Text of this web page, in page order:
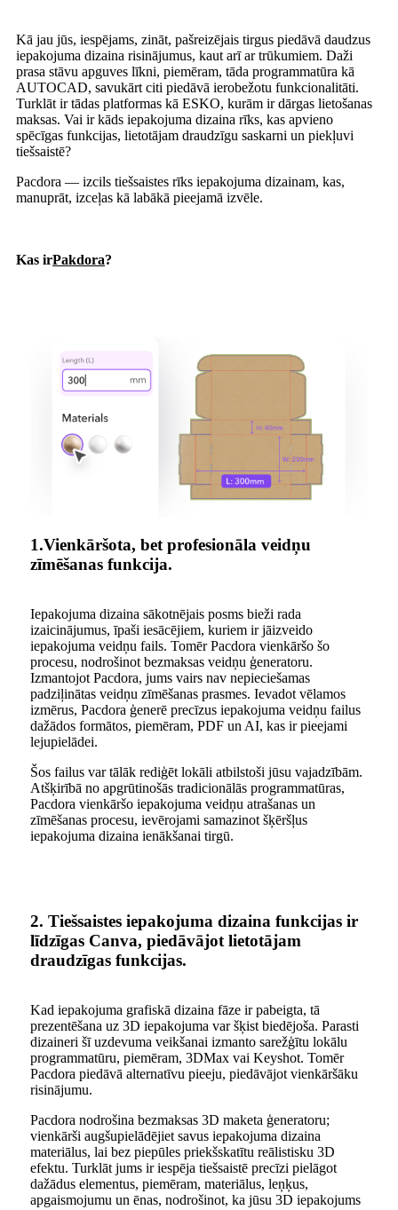
Kā jau jūs, iespējams, zināt, pašreizējais tirgus piedāvā daudzus
iepakojuma dizaina risinājumus, kaut arī ar trūkumiem. Daži
prasa stāvu apguves līkni, piemēram, tāda programmatūra kā
AUTOCAD, savukārt citi piedāvā ierobežotu funkcionalitāti.
Turklāt ir tādas platformas kā ESKO, kurām ir dārgas lietošanas
maksas. Vai ir kāds iepakojuma dizaina rīks, kas apvieno
spēcīgas funkcijas, lietotājam draudzīgu saskarni un piekļuvi
tiešsaistē?
Pacdora — izcils tiešsaistes rīks iepakojuma dizainam, kas,
manuprāt, izceļas kā labākā pieejamā izvēle.
Kas irPakdora?
1.Vienkāršota, bet profesionāla veidņu
zīmēšanas funkcija.
Iepakojuma dizaina sākotnējais posms bieži rada
izaicinājumus, īpaši iesācējiem, kuriem ir jāizveido
iepakojuma veidņu fails. Tomēr Pacdora vienkāršo šo
procesu, nodrošinot bezmaksas veidņu ģeneratoru.
Izmantojot Pacdora, jums vairs nav nepieciešamas
padziļinātas veidņu zīmēšanas prasmes. Ievadot vēlamos
izmērus, Pacdora ģenerē precīzus iepakojuma veidņu failus
dažādos formātos, piemēram, PDF un AI, kas ir pieejami
lejupielādei.
Šos failus var tālāk rediģēt lokāli atbilstoši jūsu vajadzībām.
Atšķirībā no apgrūtinošās tradicionālās programmatūras,
Pacdora vienkāršo iepakojuma veidņu atrašanas un
zīmēšanas procesu, ievērojami samazinot šķēršļus
iepakojuma dizaina ienākšanai tirgū.
2. Tiešsaistes iepakojuma dizaina funkcijas ir
līdzīgas Canva, piedāvājot lietotājam
draudzīgas funkcijas.
Kad iepakojuma grafiskā dizaina fāze ir pabeigta, tā
prezentēšana uz 3D iepakojuma var šķist biedējoša. Parasti
dizaineri šī uzdevuma veikšanai izmanto sarežģītu lokālu
programmatūru, piemēram, 3DMax vai Keyshot. Tomēr
Pacdora piedāvā alternatīvu pieeju, piedāvājot vienkāršāku
risinājumu.
Pacdora nodrošina bezmaksas 3D maketa ģeneratoru;
vienkārši augšupielādējiet savus iepakojuma dizaina
materiālus, lai bez piepūles priekšskatītu reālistisku 3D
efektu. Turklāt jums ir iespēja tiešsaistē precīzi pielāgot
dažādus elementus, piemēram, materiālus, leņķus,
apgaismojumu un ēnas, nodrošinot, ka jūsu 3D iepakojums